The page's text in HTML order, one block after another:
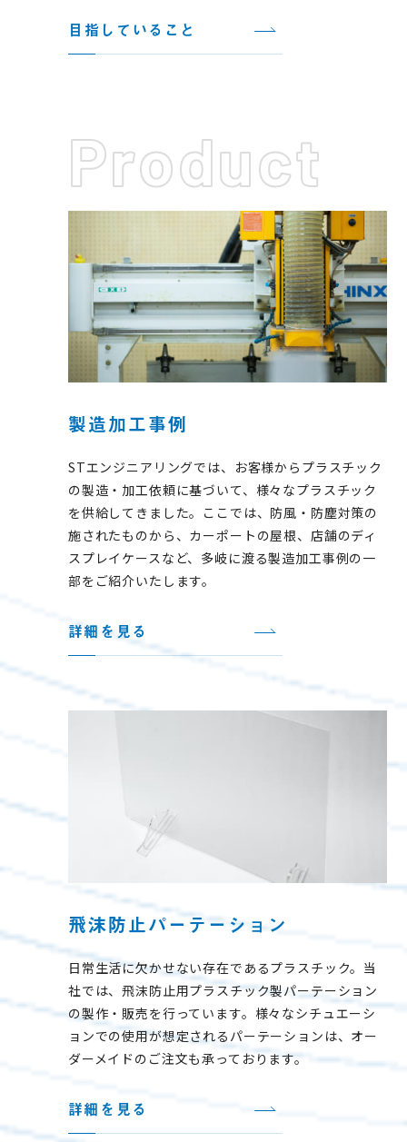
目指していること
Product
製造加工事例
STエンジニアリングでは、お客様からプラスチック
の製造・加工依頼に基づいて、様々なプラスチック
を供給してきました。ここでは、防風・防塵対策の
施されたものから、カーポートの屋根、店舗のディ
スプレイケースなど、多岐に渡る製造加工事例の一
部をご紹介いたします。
詳細を見る
飛沫防止パーテーション
日常生活に欠かせない存在であるプラスチック。当
社では、飛沫防止用プラスチック製パーテーション
の製作・販売を行っています。様々なシチュエーシ
ョンでの使用が想定されるパーテーションは、オー
ダーメイドのご注文も承っております。
詳細を見る